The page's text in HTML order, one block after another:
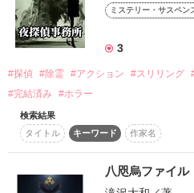
物語に登場する人物、団体、組織
す。
総理が辞任し、始まった、次期総
権力闘争。
しかし、その裏で、候補者たちが
に脅迫され、失脚していく。
これは、ただの政争劇ではありま
日本の未来を賭けた、政治家と、
屋による、壮絶な三つ巴の暗闘の
ミステリー・サスペン
3
#探偵 #除霊 #アクション #スリリング
#完結済み #ホラー
検索結果
タイトル
キーワード 作家名
八咫烏ファイル